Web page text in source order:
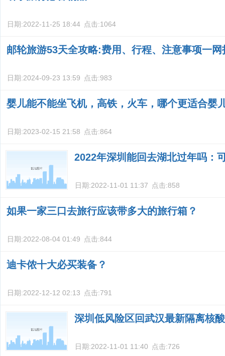
日期:2022-11-25 18:44 点击:1064
邮轮旅游53天全攻略:费用、行程、注意事项一网
日期:2024-09-23 13:59 点击:983
婴儿能不能坐飞机，高铁，火车，哪个更适合婴
日期:2023-02-15 21:58 点击:864
2022年深圳能回去湖北过年吗：
日期:2022-11-01 11:37 点击:858
如果一家三口去旅行应该带多大的旅行箱？
日期:2022-08-04 01:49 点击:844
迪卡侬十大必买装备？
日期:2022-12-12 02:13 点击:791
深圳低风险区回武汉最新隔离核
日期:2022-11-01 11:40 点击:726